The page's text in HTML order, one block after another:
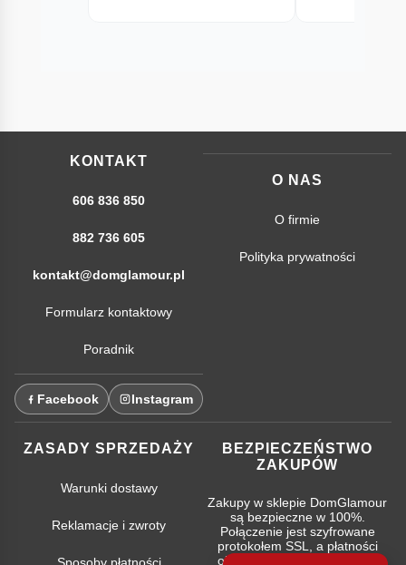
KONTAKT
606 836 850
882 736 605
kontakt@domglamour.pl
Formularz kontaktowy
Poradnik
Facebook Instagram
O NAS
O firmie
Polityka prywatności
ZASADY SPRZEDAŻY
Warunki dostawy
Reklamacje i zwroty
BEZPIECZEŃSTWO
ZAKUPÓW
Zakupy w sklepie DomGlamour
są bezpieczne w 100%.
Połączenie jest szyfrowane
protokołem SSL, a płatności
obsługują najpopularniejsze